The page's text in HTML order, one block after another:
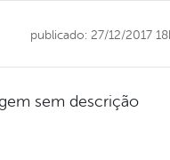
publicado: 27/12/2017